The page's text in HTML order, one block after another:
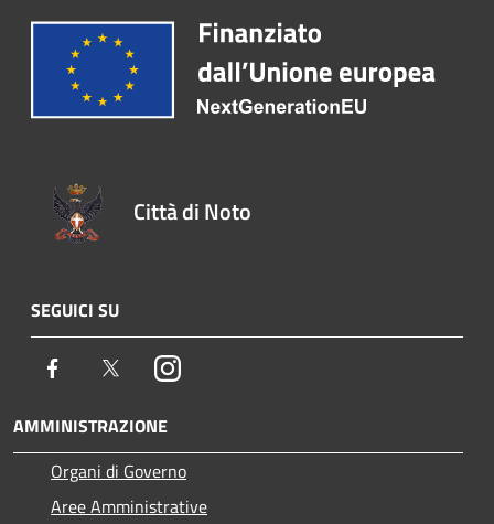
Città di Noto
SEGUICI SU
Facebook TwitterInstagram
AMMINISTRAZIONE
Organi di Governo
Aree Amministrative